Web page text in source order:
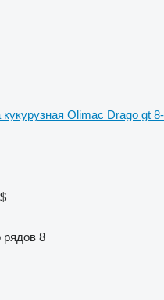
кукурузная Olimac Drago gt 8-
рядов 8